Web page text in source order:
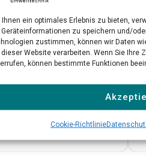
Ihnen ein optimales Erlebnis zu bieten,
zu speichern und/
zustimmen, können wir Daten
Website verarbeiten. Wenn Sie Ihre
können bestimmte Funktionen
Cookie-Richtlinie
TDLAS
Biomethan-